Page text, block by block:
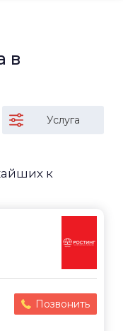
в
Услуга
к
Позвонить